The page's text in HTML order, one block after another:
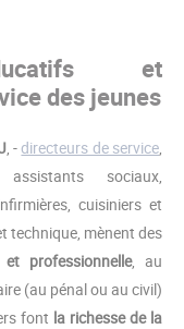
et
des jeunes
, - directeurs de service,
sociaux,
cuisiniers et
technique, mènent des
et professionnelle, au
(au pénal ou au civil)
font la richesse de la